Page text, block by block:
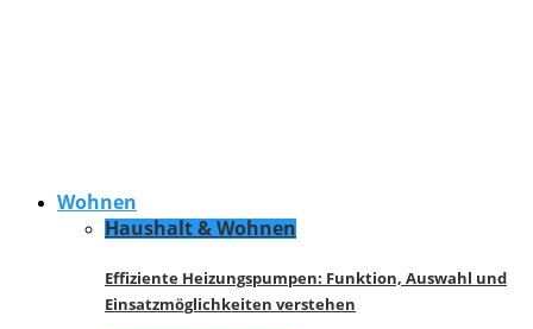
Wohnen
Haushalt & Wohnen
Effiziente Heizungspumpen: Funktion, Auswahl und
Einsatzmöglichkeiten verstehen